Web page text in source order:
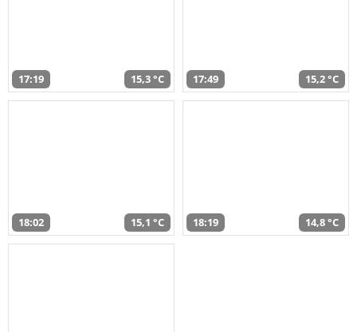
17:19 15,3 °C 17:49 15,2 °C
18:02 15,1 °C 18:19 14,8 °C